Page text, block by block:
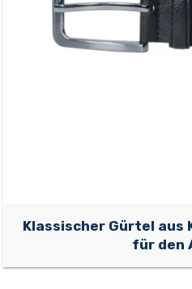
Klassischer Gürtel aus
für den